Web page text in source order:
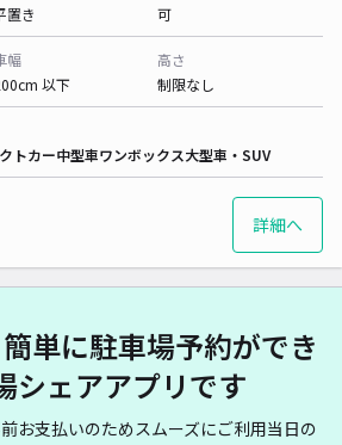
置き
可
幅
以下
高さ
制限なし
トカー中型車ワンボックス大型車・SUV
詳細へ
単に駐車場予約ができ
シェアアプリです
お支払いのためスムーズにご利用当日の